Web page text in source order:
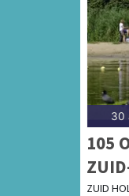
30
105
ZUID